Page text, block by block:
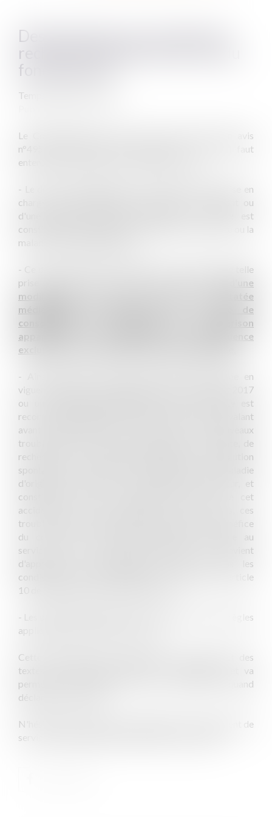
Des précisions sur la notion de
rechute d'accident de service du
fonctionnaire
Temps de lecture
Le Conseil d'Etat a rendu le 18 février 2025 un avis
n°495725 apportant des précisions sur ce qu'il faut
entendre par rechute d'un accident de service :
- Le droit des agents publics à bénéficier d'une prise en
charge par l'administration à raison d'un accident ou
d'une maladie reconnus imputables au service est
constitué à la date à laquelle l'accident est intervenu ou la
maladie a été diagnostiquée.
- Ce droit inclut celui de bénéficier à nouveau d'une telle
prise en charge en cas de rechute, c'est-à-dire
d'une
modification de l'état de l'agent constatée
médicalement postérieurement à la date de
consolidation de la blessure ou de guérison
apparente et constituant une conséquence
exclusive de l'accident ou de la maladie d'origine.
- Ainsi, quand un accident survenu avant l'entrée en
vigueur de l'article 10 de l'ordonnance du 19 janvier 2017
ou une maladie diagnostiquée avant cette date est
reconnu imputable au service selon les critères prévalant
avant cette même date, il convient, si de nouveaux
troubles affectent le même agent après cette date, de
rechercher si ces troubles proviennent de l'évolution
spontanée des séquelles de l'accident ou de la maladie
d'origine, en dehors de tout événement extérieur, et
constituent ainsi une conséquence exclusive de cet
accident ou de cette maladie. Si tel est le cas, ces
troubles ouvrent droit, sans autre condition, au bénéfice
du congé pour invalidité temporaire imputable au
service. Dans toute autre hypothèse, il convient
d'apprécier leur imputabilité au service dans les
conditions prévues depuis l'entrée en vigueur de l'article
10 de l'ordonnance du 19 janvier 2017.
- Les délais de déclaration relèvent quant à eux des règles
applicables aux situations en cours
Cette clarification de la définition de rechute et des
textes et délais applicables est la bienvenue, et va
permettre aux agents de savoir comment et quand
déclarer une rechute.
N'hésitez pas à contacter le Cabinet en cas d'accident de
service, de maladie professionnelle ou de rechute !